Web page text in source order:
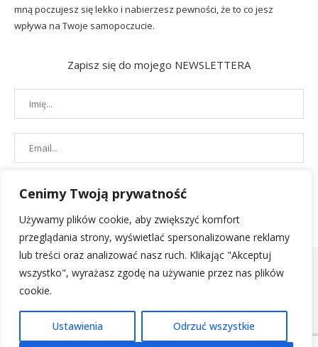
Cenimy Twoją prywatność
Używamy plików cookie, aby zwiększyć komfort
przeglądania strony, wyświetlać spersonalizowane reklamy
lub treści oraz analizować nasz ruch. Klikając "Akceptuj
wszystko", wyrażasz zgodę na używanie przez nas plików
cookie.
Ustawienia Odrzuć wszystkie
mną poczujesz się lekko i nabierzesz pewności, że to co jesz
wpływa na Twoje samopoczucie.
Zapisz się do mojego NEWSLETTERA
POLITYKA PRYWATNOŚCI REGULAMIN SKLEPU| 2019 - All Right
Reserved. Designed and Developed byPenciDesign